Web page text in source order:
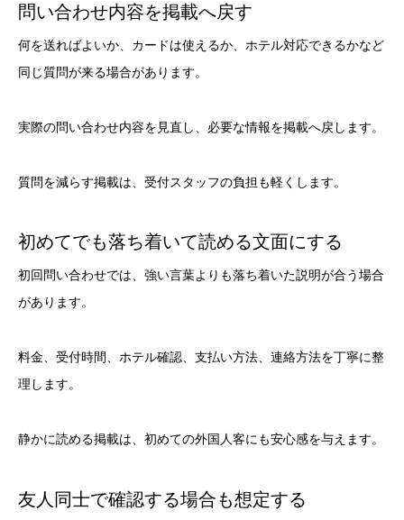
問い合わせ内容を掲載へ戻す
何を送ればよいか、カードは使えるか、ホテル対応できるかなど
同じ質問が来る場合があります。
実際の問い合わせ内容を見直し、必要な情報を掲載へ戻します。
質問を減らす掲載は、受付スタッフの負担も軽くします。
初めてでも落ち着いて読める文面にする
初回問い合わせでは、強い言葉よりも落ち着いた説明が合う場合
があります。
料金、受付時間、ホテル確認、支払い方法、連絡方法を丁寧に整
理します。
静かに読める掲載は、初めての外国人客にも安心感を与えます。
友人同士で確認する場合も想定する